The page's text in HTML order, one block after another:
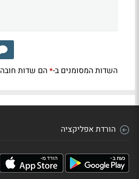
השדות המסומנים ב-*הם שדות חובה
הורדת אפליקציה